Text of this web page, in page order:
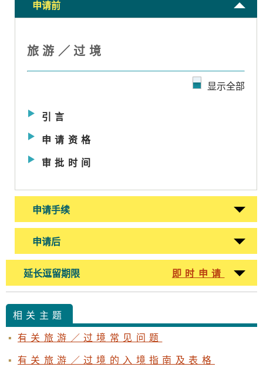
申请前
旅游／过境
显示全部
引言
申请资格
审批时间
申请手续
申请后
延长逗留期限 即时申请
相关主题
有关旅游／过境常见问题
有关旅游／过境的入境指南及表格